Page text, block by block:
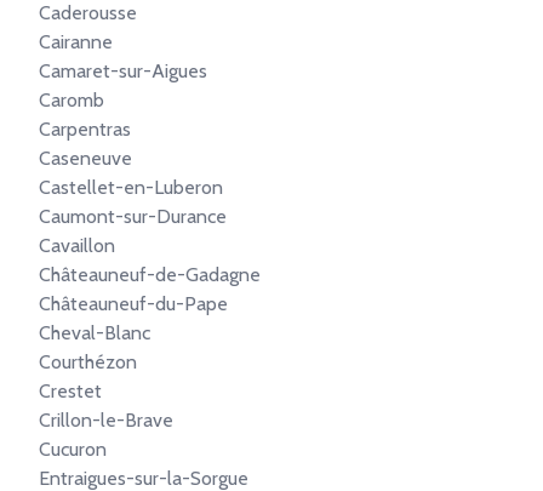
Caderousse
Cairanne
Camaret-sur-Aigues
Caromb
Carpentras
Caseneuve
Castellet-en-Luberon
Caumont-sur-Durance
Cavaillon
Châteauneuf-de-Gadagne
Châteauneuf-du-Pape
Cheval-Blanc
Courthézon
Crestet
Crillon-le-Brave
Cucuron
Entraigues-sur-la-Sorgue